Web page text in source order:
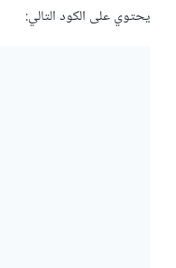
يحتوي على الكود التالي: